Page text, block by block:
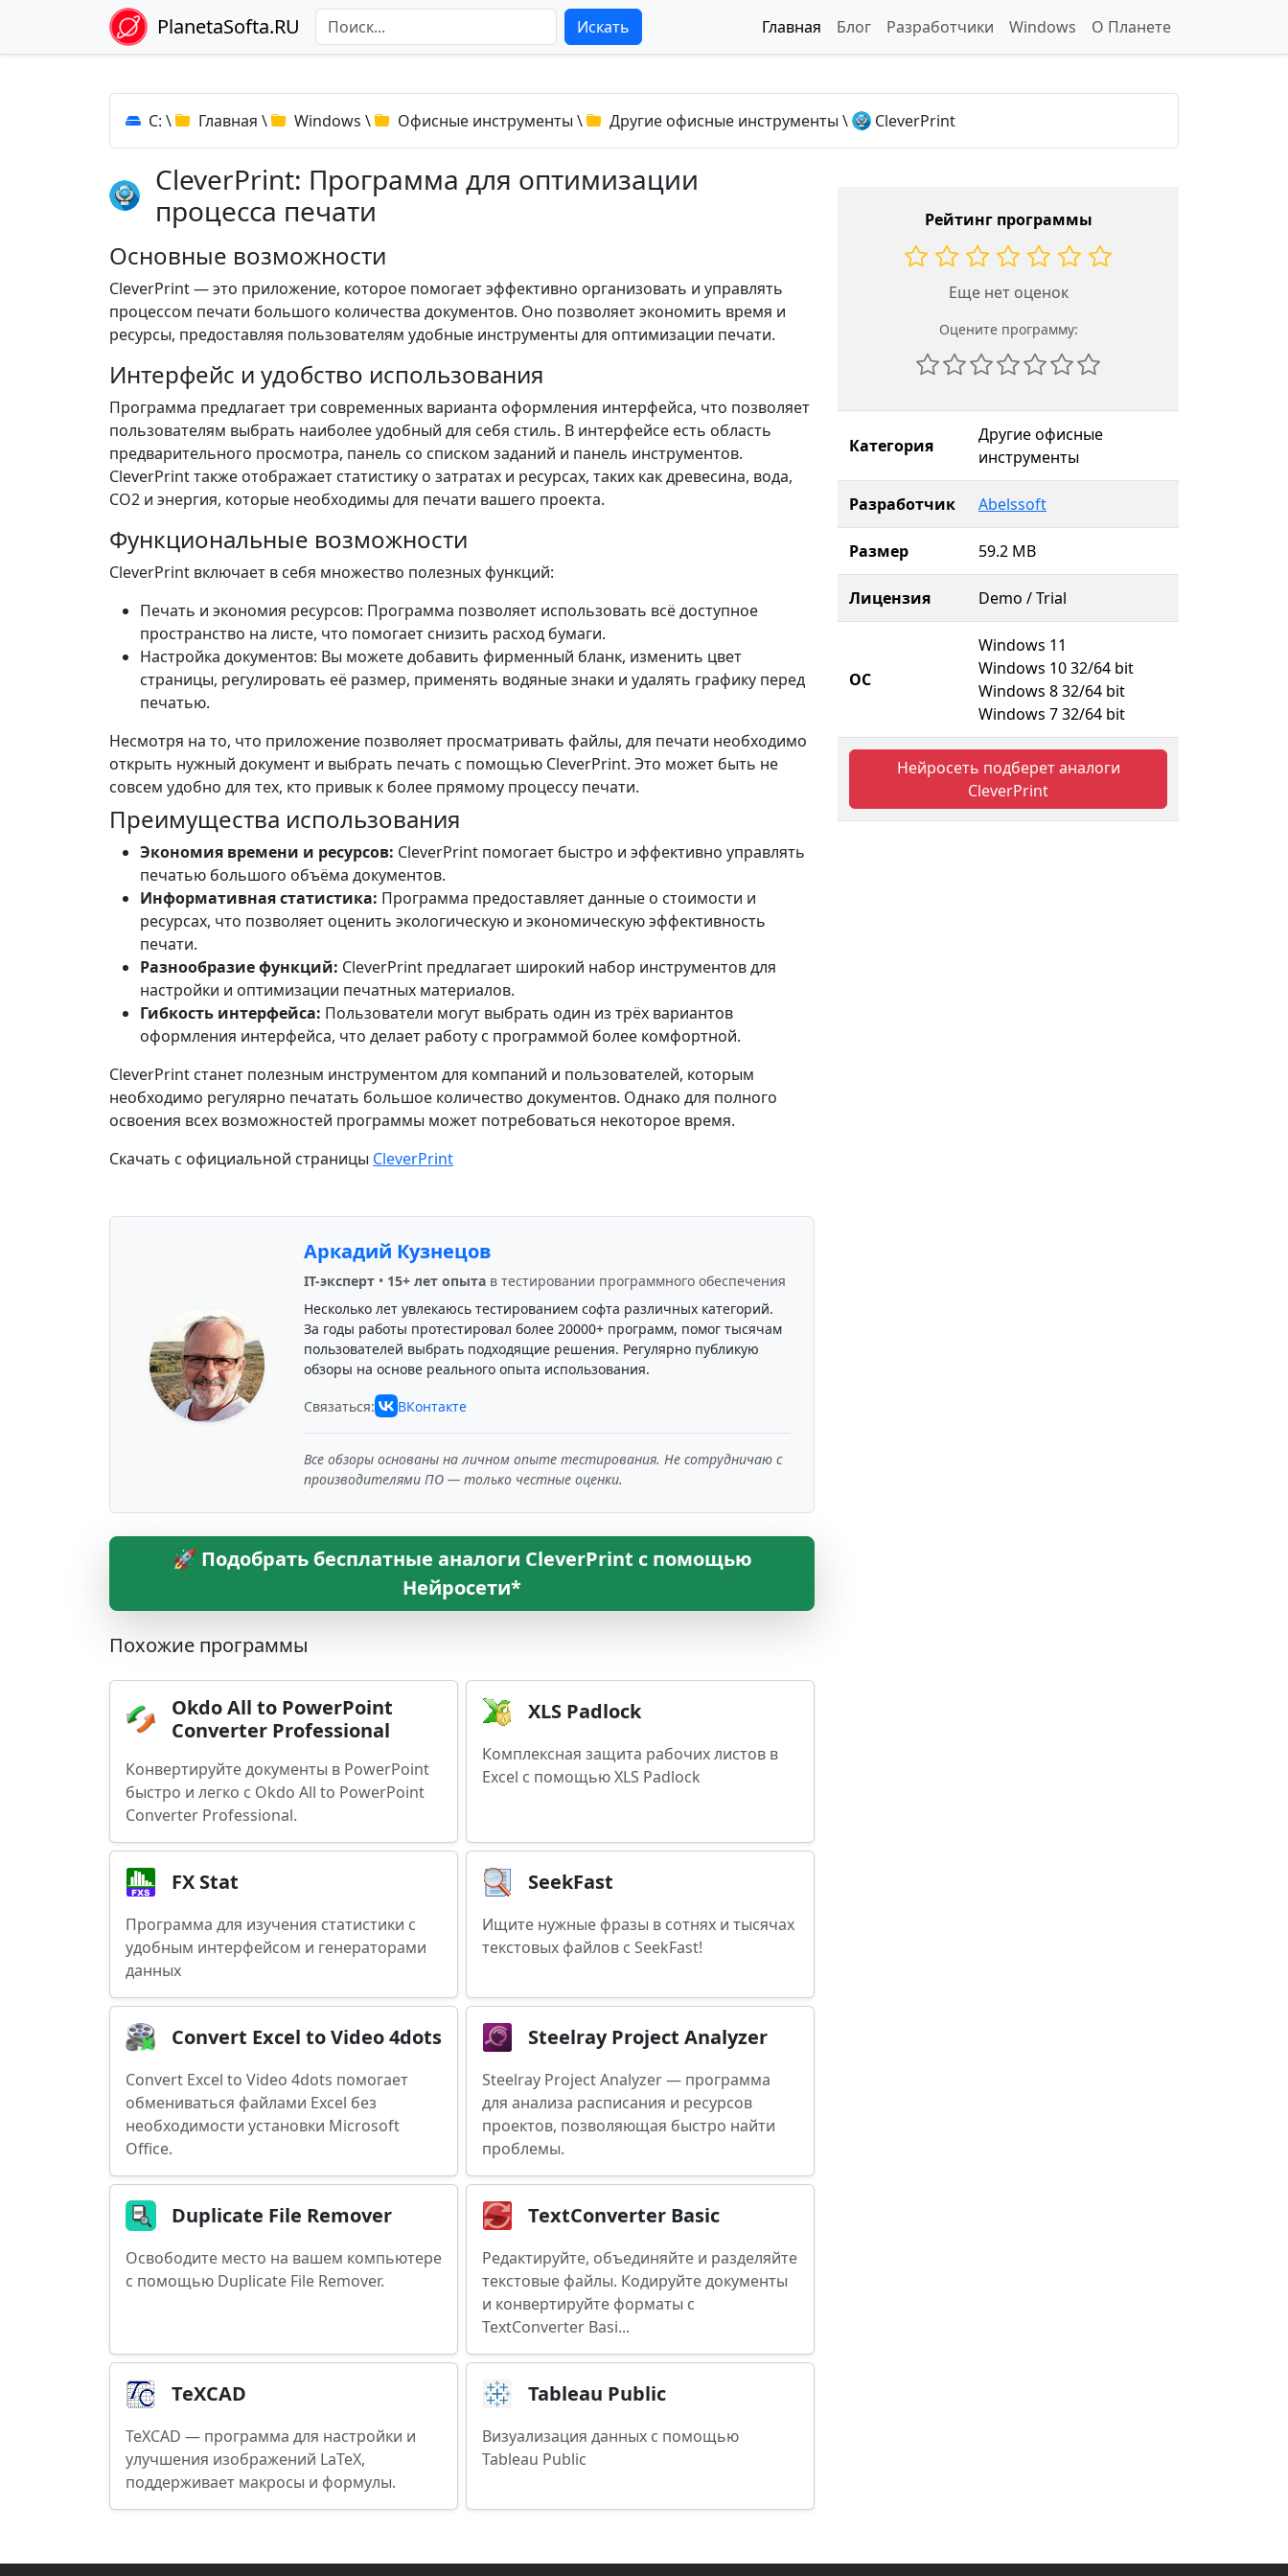
PlanetaSofta.RU Искать Главная Блог Разработчики Windows О Планете
C: \ Главная \ Windows \ Офисные инструменты \ Другие офисные инструменты \ CleverPrint
CleverPrint: Программа для оптимизации
процесса печати
Основные возможности
CleverPrint — это приложение, которое помогает эффективно организовать и управлять
процессом печати большого количества документов. Оно позволяет экономить время и
ресурсы, предоставляя пользователям удобные инструменты для оптимизации печати.
Интерфейс и удобство использования
Программа предлагает три современных варианта оформления интерфейса, что позволяет
пользователям выбрать наиболее удобный для себя стиль. В интерфейсе есть область
предварительного просмотра, панель со списком заданий и панель инструментов.
CleverPrint также отображает статистику о затратах и ресурсах, таких как древесина, вода,
CO2 и энергия, которые необходимы для печати вашего проекта.
Функциональные возможности
CleverPrint включает в себя множество полезных функций:
Печать и экономия ресурсов: Программа позволяет использовать всё доступное
пространство на листе, что помогает снизить расход бумаги.
Настройка документов: Вы можете добавить фирменный бланк, изменить цвет
страницы, регулировать её размер, применять водяные знаки и удалять графику перед
печатью.
Несмотря на то, что приложение позволяет просматривать файлы, для печати необходимо
открыть нужный документ и выбрать печать с помощью CleverPrint. Это может быть не
совсем удобно для тех, кто привык к более прямому процессу печати.
Преимущества использования
Экономия времени и ресурсов: CleverPrint помогает быстро и эффективно управлять
печатью большого объёма документов.
Информативная статистика: Программа предоставляет данные о стоимости и
ресурсах, что позволяет оценить экологическую и экономическую эффективность
печати.
Разнообразие функций: CleverPrint предлагает широкий набор инструментов для
настройки и оптимизации печатных материалов.
Гибкость интерфейса: Пользователи могут выбрать один из трёх вариантов
оформления интерфейса, что делает работу с программой более комфортной.
CleverPrint станет полезным инструментом для компаний и пользователей, которым
необходимо регулярно печатать большое количество документов. Однако для полного
освоения всех возможностей программы может потребоваться некоторое время.
Скачать с официальной страницы CleverPrint
Аркадий Кузнецов
IT-эксперт• 15+ лет опытав тестировании программного обеспечения
Несколько лет увлекаюсь тестированием софта различных категорий.
За годы работы протестировал более 20000+ программ, помог тысячам
пользователей выбрать подходящие решения. Регулярно публикую
обзоры на основе реального опыта использования.
Связаться: ВКонтакте
Все обзоры основаны на личном опыте тестирования. Не сотрудничаю с
производителями ПО — только честные оценки.
🚀 Подобрать бесплатные аналоги CleverPrint с помощью
Нейросети*
Похожие программы
Okdo All to PowerPoint
Converter Professional
Конвертируйте документы в PowerPoint
быстро и легко с Okdo All to PowerPoint
Converter Professional.
XLS Padlock
Комплексная защита рабочих листов в
Excel с помощью XLS Padlock
FX Stat
Программа для изучения статистики с
удобным интерфейсом и генераторами
данных
SeekFast
Ищите нужные фразы в сотнях и тысячах
текстовых файлов с SeekFast!
Convert Excel to Video 4dots
Convert Excel to Video 4dots помогает
обмениваться файлами Excel без
необходимости установки Microsoft
Office.
Steelray Project Analyzer
Steelray Project Analyzer — программа
для анализа расписания и ресурсов
проектов, позволяющая быстро найти
проблемы.
Duplicate File Remover
Освободите место на вашем компьютере
с помощью Duplicate File Remover.
TextConverter Basic
Редактируйте, объединяйте и разделяйте
текстовые файлы. Кодируйте документы
и конвертируйте форматы с
TextConverter Basi...
TeXCAD
TeXCAD — программа для настройки и
улучшения изображений LaTeX,
поддерживает макросы и формулы.
Tableau Public
Визуализация данных с помощью
Tableau Public
Рейтинг программы
Еще нет оценок
Оцените программу:
Категория
Другие офисные
инструменты
Разработчик Abelssoft
Размер 59.2 MB
Лицензия Demo / Trial
ОС
Windows 11
Windows 10 32/64 bit
Windows 8 32/64 bit
Windows 7 32/64 bit
Нейросеть подберет аналоги
CleverPrint